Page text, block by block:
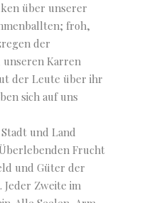
über unserer
froh,
der
unseren Karren
der Leute über ihr
sich auf uns
und Land
Frucht
und Güter der
Jeder Zweite im